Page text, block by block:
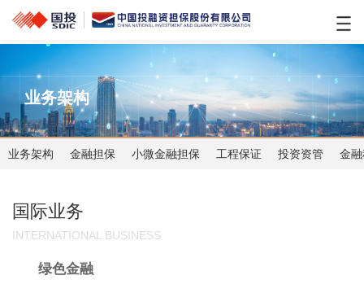
业务架构
业务架构 金融担保 小微金融担保 工程保证 投资资管 金
国际业务
INTERNATIONAL BUSINESS
绿色金融